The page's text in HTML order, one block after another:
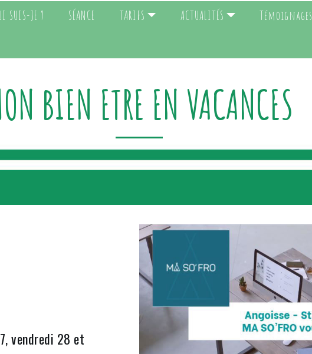
SUIS-JE ? SÉANCE TARIFS ACTUALITÉS
Témoignages
BIEN ETRE EN VACANCES
vendredi 28 et